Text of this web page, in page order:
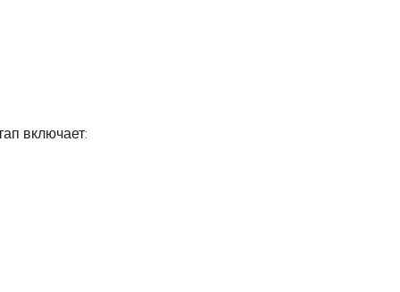
включает: